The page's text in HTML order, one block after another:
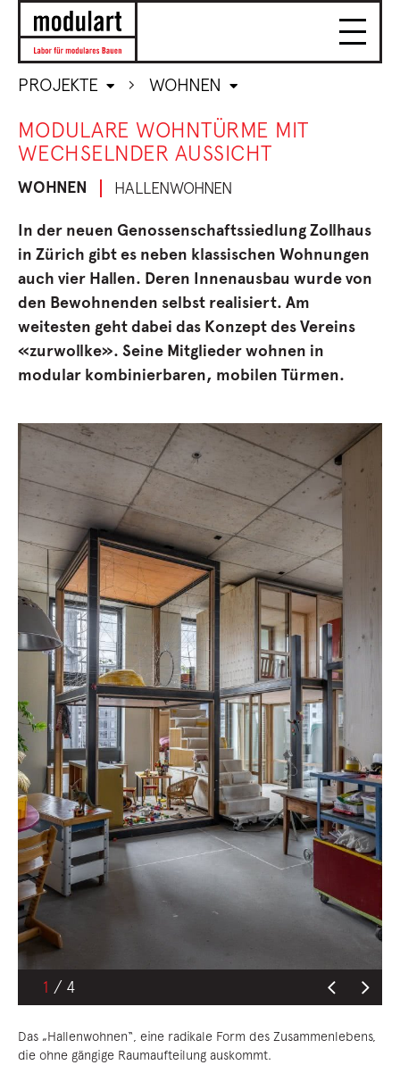
PROJEKTE WOHNEN
MODULARE WOHNTÜRME MIT
WECHSELNDER AUSSICHT
WOHNEN HALLENWOHNEN
In der neuen Genossenschaftssiedlung Zollhaus
in Zürich gibt es neben klassischen Wohnungen
auch vier Hallen. Deren Innenausbau wurde von
den Bewohnenden selbst realisiert. Am
weitesten geht dabei das Konzept des Vereins
«zurwollke». Seine Mitglieder wohnen in
modular kombinierbaren, mobilen Türmen.
1
Das „Hallenwohnen“, eine radikale Form des Zusammenlebens,
die ohne gängige Raumaufteilung auskommt.